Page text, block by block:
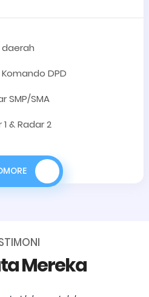
daerah
DPD
SMP/SMA
1 & Radar 2
Mereka